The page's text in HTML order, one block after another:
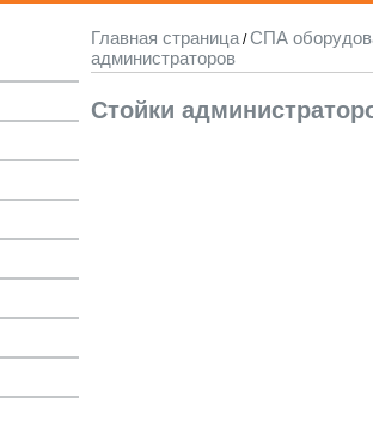
Главная страница/СПА
администраторов
Стойки